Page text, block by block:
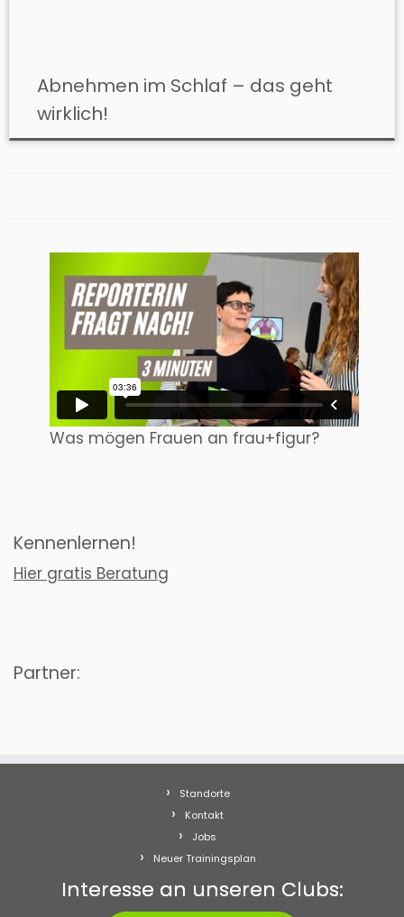
Abnehmen im Schlaf – das geht
wirklich!
Was mögen Frauen an frau+figur?
Kennenlernen!
Hier gratis Beratung
Partner:
Standorte
Kontakt
Jobs
Neuer Trainingsplan
Interesse an unseren Clubs: